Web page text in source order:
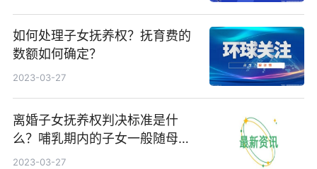
如何处理子女抚养权？抚育费的
数额如何确定？
2023-03-27
离婚子女抚养权判决标准是什
么？哺乳期内的子女一般随母方
吗？
2023-03-27